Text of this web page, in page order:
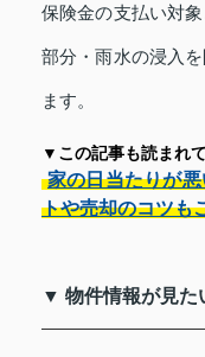
保険金の支払い対
部分・雨水の浸入
ます。
▼この記事も読まれ
家の日当たりが
トや売却のコツも
▼ 物件情報が見た